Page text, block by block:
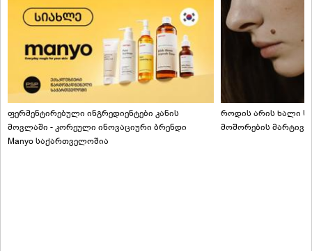
ფერმენტირებული ინგრედიენტები კანის
მოვლაში - კორეული ინოვაციური ბრენდი
Manyo საქართველოშია
როდის არის ხალი
მოშორების